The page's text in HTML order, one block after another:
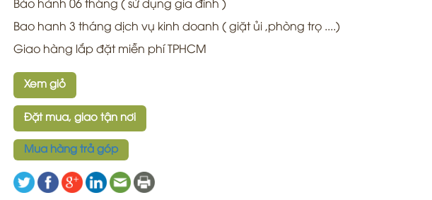
Bảo hành 06 tháng ( sử dụng gia đình )
Bao hanh 3 tháng dịch vụ kinh doanh ( giặt ủi ,phòng trọ ....)
Giao hàng lắp đặt miễn phí TPHCM
Xem giỏ
Đặt mua, giao tận nơi
Mua hàng trả góp